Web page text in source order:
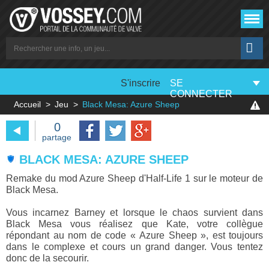
S'inscrire
SE
CONNECTER
Accueil Jeu Black Mesa: Azure Sheep
0
partage
BLACK MESA: AZURE SHEEP
Remake du mod Azure Sheep d'Half-Life 1 sur le moteur de
Black Mesa.
Vous incarnez Barney et lorsque le chaos survient dans
Black Mesa vous réalisez que Kate, votre collègue
répondant au nom de code « Azure Sheep », est toujours
dans le complexe et cours un grand danger. Vous tentez
donc de la secourir.